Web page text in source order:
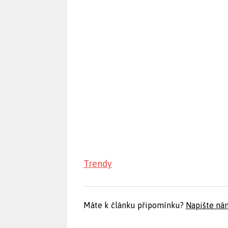
Trendy
Máte k článku připomínku? Napište